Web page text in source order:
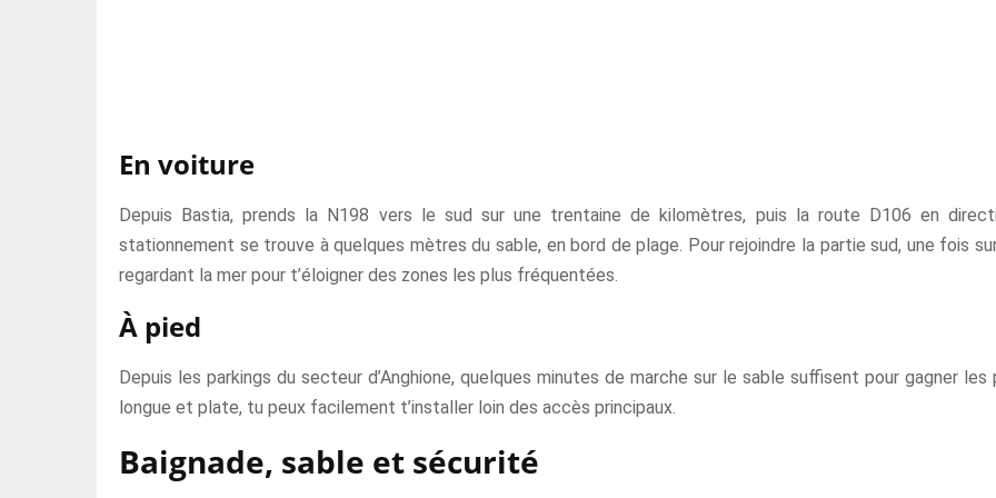
En voiture
Depuis Bastia, prends la N198 vers le sud sur une trentaine de kilomètres, puis la route D106 en
stationnement se trouve à quelques mètres du sable, en bord de plage. Pour rejoindre la partie sud, une fois
regardant la mer pour t’éloigner des zones les plus fréquentées.
À pied
Depuis les parkings du secteur d’Anghione, quelques minutes de marche sur le sable suffisent pour gagner
longue et plate, tu peux facilement t’installer loin des accès principaux.
Baignade, sable et sécurité